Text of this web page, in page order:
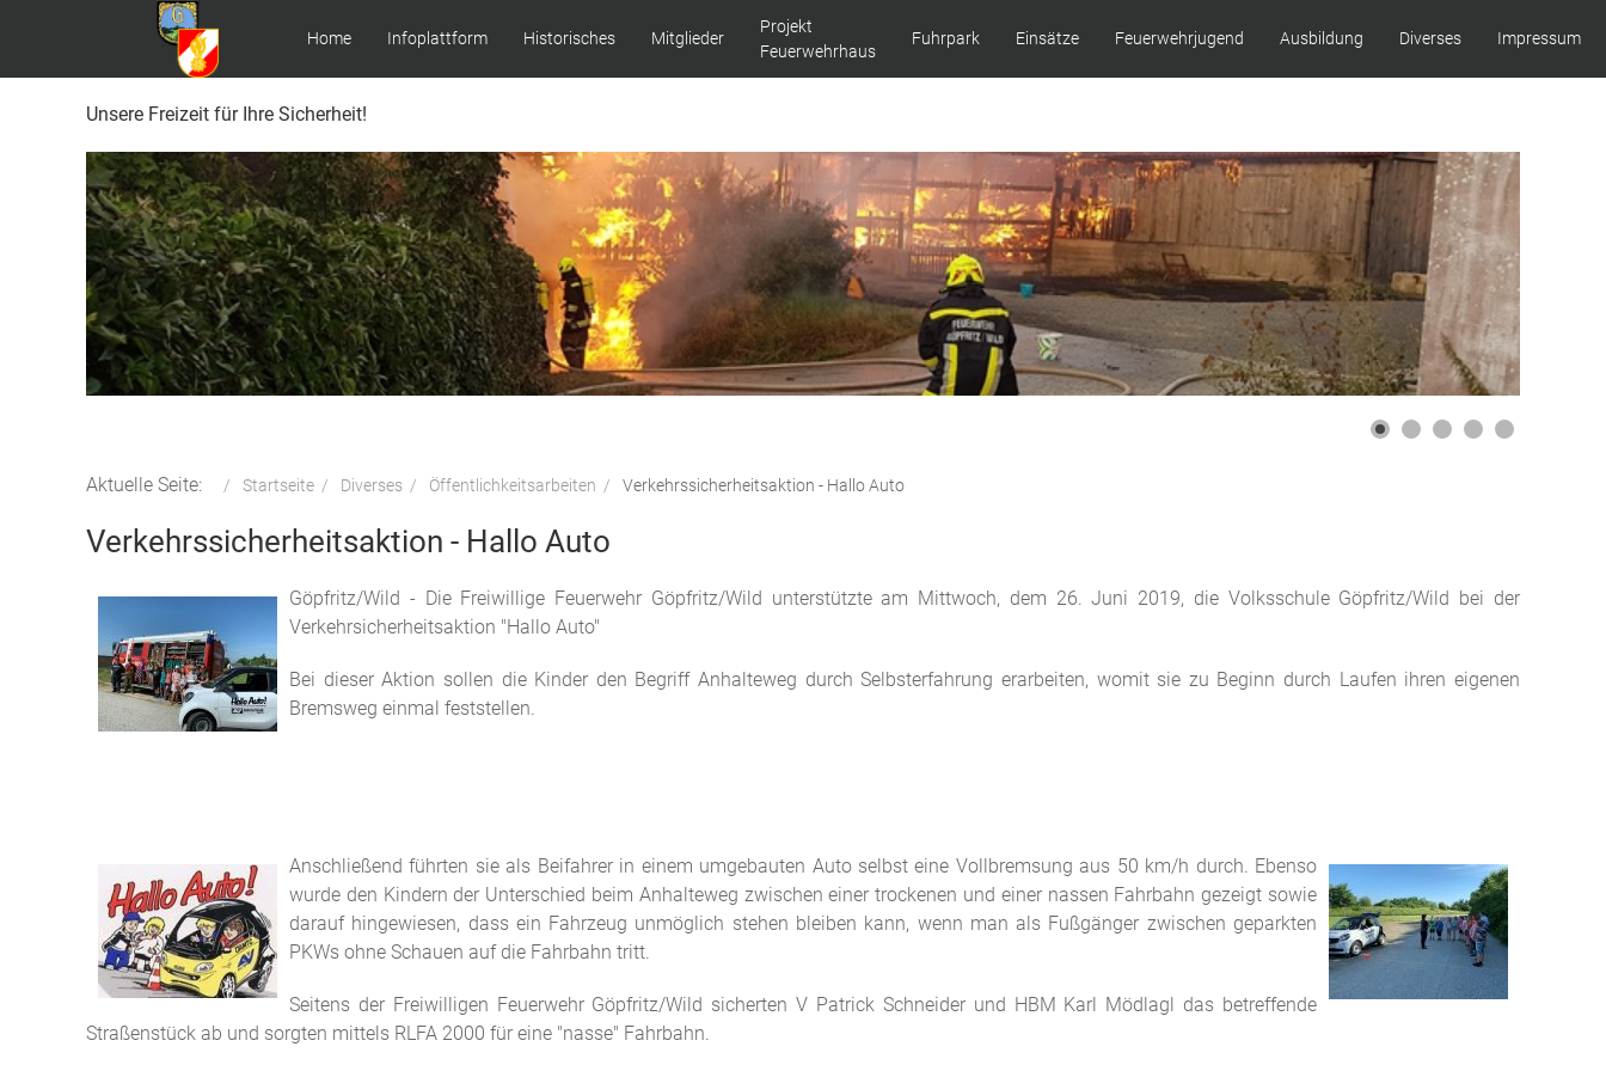
Home Infoplattform Historisches Mitglieder
Projekt
Feuerwehrhaus
Fuhrpark Einsätze Feuerwehrjugend Ausbildung Diverses Impressum
Unsere Freizeit für Ihre Sicherheit!
Aktuelle Seite: Startseite Diverses Öffentlichkeitsarbeiten Verkehrssicherheitsaktion - Hallo Auto
Verkehrssicherheitsaktion - Hallo Auto
Göpfritz/Wild - Die Freiwillige Feuerwehr Göpfritz/Wild unterstützte am Mittwoch, dem 26. Juni 2019, die Volksschule Göpfritz/Wild bei der
Verkehrsicherheitsaktion "Hallo Auto"
Bei dieser Aktion sollen die Kinder den Begriff Anhalteweg durch Selbsterfahrung erarbeiten, womit sie zu Beginn durch Laufen ihren eigenen
Bremsweg einmal feststellen.
Anschließend führten sie als Beifahrer in einem umgebauten Auto selbst eine Vollbremsung aus 50 km/h durch. Ebenso
wurde den Kindern der Unterschied beim Anhalteweg zwischen einer trockenen und einer nassen Fahrbahn gezeigt sowie
darauf hingewiesen, dass ein Fahrzeug unmöglich stehen bleiben kann, wenn man als Fußgänger zwischen geparkten
PKWs ohne Schauen auf die Fahrbahn tritt.
Seitens der Freiwilligen Feuerwehr Göpfritz/Wild sicherten V Patrick Schneider und HBM Karl Mödlagl das betreffende
Straßenstück ab und sorgten mittels RLFA 2000 für eine "nasse" Fahrbahn.